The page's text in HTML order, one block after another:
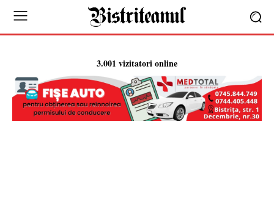
3.001 vizitatori online